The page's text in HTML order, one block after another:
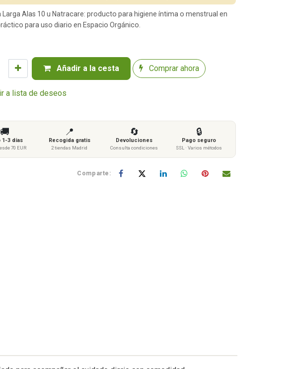
Añadir a la cesta Comprar ahora
a lista de deseos
Larga Alas 10 u Natracare: producto para higiene íntima o menstrual en
para uso diario en Espacio Orgánico.
🚚
1-3 días
70 EUR
📍
Recogida gratis
2 tiendas Madrid
🔄
Devoluciones
Consulta condiciones
🔒
Pago seguro
SSL · Varios métodos
Comparte: